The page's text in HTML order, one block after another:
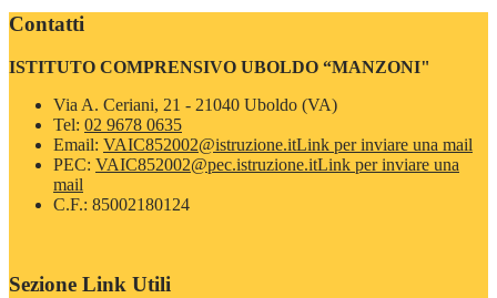
Contatti
ISTITUTO COMPRENSIVO UBOLDO “MANZONI"
Via A. Ceriani, 21 - 21040 Uboldo (VA)
Tel: 02 9678 0635
Email: VAIC852002@istruzione.itLink per inviare una mail
PEC: VAIC852002@pec.istruzione.itLink per inviare una
mail
C.F.: 85002180124
Sezione Link Utili